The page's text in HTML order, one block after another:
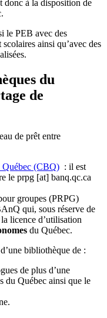
donc à la disposition de
le PEB avec des
ainsi qu’avec des
du
de
de prêt entre
Québec (CBQ) : il est
le prpg [at] banq.qc.ca
groupes (PRPG)
qui, sous réserve de
licence d’utilisation
du Québec.
bibliothèque de :
de plus d’une
du Québec ainsi que le